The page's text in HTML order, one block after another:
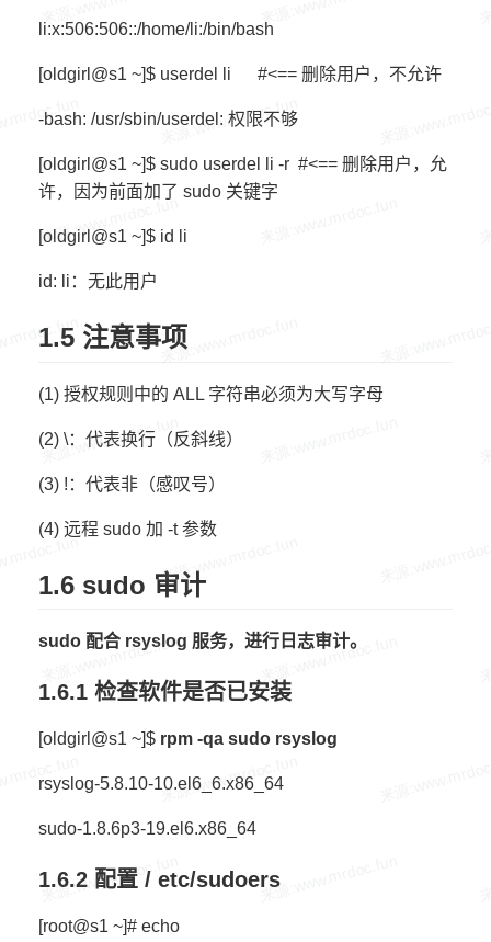
li:x:506:506::/home/li:/bin/bash
[oldgirl@s1 ~]$ userdel li #<== 删除用户，不允许
-bash: /usr/sbin/userdel: 权限不够
[oldgirl@s1 ~]$ sudo userdel li -r #<== 删除用户，允
许，因为前面加了 sudo 关键字
[oldgirl@s1 ~]$ id li
id: li：无此用户
1.5 注意事项
(1) 授权规则中的 ALL 字符串必须为大写字母
(2) \：代表换行（反斜线）
(3) !：代表非（感叹号）
(4) 远程 sudo 加 -t 参数
1.6 sudo 审计
sudo 配合 rsyslog 服务，进行日志审计。
1.6.1 检查软件是否已安装
[oldgirl@s1 ~]$ rpm -qa sudo rsyslog
rsyslog-5.8.10-10.el6_6.x86_64
sudo-1.8.6p3-19.el6.x86_64
1.6.2 配置 / etc/sudoers
[root@s1 ~]# echo